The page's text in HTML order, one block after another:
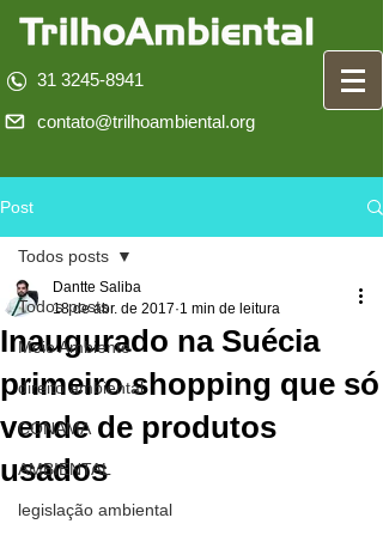
31 3245-8941
contato@trilhoambiental.org
Post
Todos posts
Meio Ambiente
direito ambiental
CONAMA
AMBIENTAL
legislação ambiental
Todos posts
Inaugurado na Suécia
primeiro shopping que só
vende de produtos
usados
Dantte Saliba
18 de abr. de 2017 1 min de leitura